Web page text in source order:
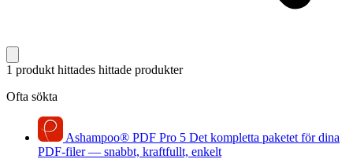
1 produkt hittades hittade produkter
Ofta sökta
Ashampoo® PDF Pro 5 Det kompletta paketet för dina
PDF-filer — snabbt, kraftfullt, enkelt